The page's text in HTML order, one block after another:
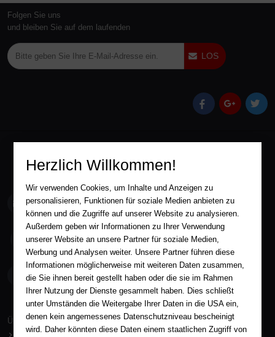
Folgen Sie uns
und bleiben Sie auf dem laufenden
LOS
(öffnet in einem
(öffnet in
service@aha-buch.de
05563 / 9996039
AHA-BUCH GmbH
Garlebsen 48
37574 Einbeck
Wir sind gerne für Sie persönlich da.
Über AHA-BUCH
AGB
Herzlich Willkommen!
Wir verwenden Cookies, um Inhalte und Anzeigen zu
personalisieren, Funktionen für soziale Medien anbieten zu
können und die Zugriffe auf unserer Website zu analysieren.
Außerdem geben wir Informationen zu Ihrer Verwendung
unserer Website an unsere Partner für soziale Medien,
Werbung und Analysen weiter. Unsere Partner führen diese
Informationen möglicherweise mit weiteren Daten zusammen,
die Sie ihnen bereit gestellt haben oder die sie im Rahmen
Ihrer Nutzung der Dienste gesammelt haben. Dies schließt
unter Umständen die Weitergabe Ihrer Daten in die USA ein,
denen kein angemessenes Datenschutzniveau bescheinigt
wird. Daher könnten diese Daten einem staatlichen Zugriff von